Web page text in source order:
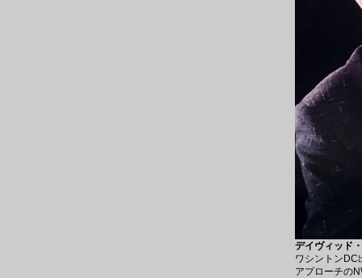
デイヴィッド
ワシントンDC
アプローチの